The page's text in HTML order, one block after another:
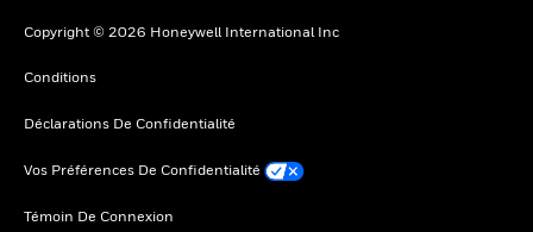
Copyright © 2026 Honeywell International Inc
Conditions
Déclarations De Confidentialité
Vos Préférences De Confidentialité
Témoin De Connexion